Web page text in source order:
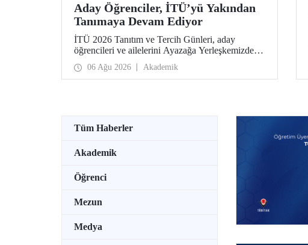
Aday Öğrenciler, İTÜ’yü Yakından
Tanımaya Devam Ediyor
İTÜ 2026 Tanıtım ve Tercih Günleri, aday
öğrencileri ve ailelerini Ayazağa Yerleşkemizde
ağırlamaya devam ediyor. Tanıtım ve Tercih
Günleri 7 Ağustos’ta tamamlanacak, ilgili fakülte
ve birimler adaylara bilgi vermeye devam edecek.
06 Ağu 2026 Akademik
Tüm Haberler
Akademik
Öğrenci
Mezun
Medya